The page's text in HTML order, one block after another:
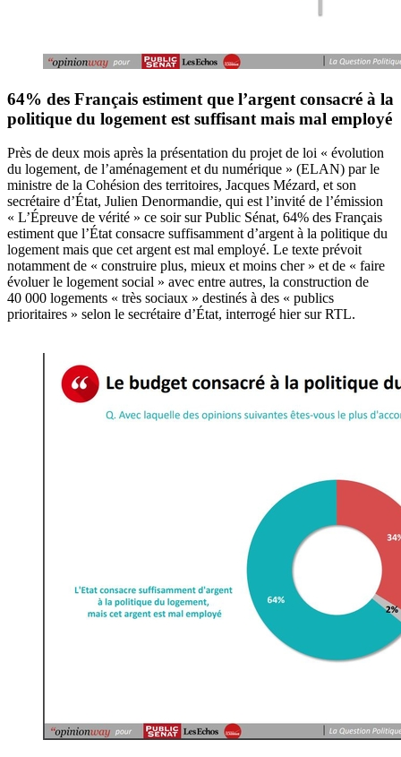
64% des Français estiment que l’argent consacré à la
politique du logement est suffisant mais mal employé
Près de deux mois après la présentation du projet de loi « évolution
du logement, de l’aménagement et du numérique » (ELAN) par le
ministre de la Cohésion des territoires, Jacques Mézard, et son
secrétaire d’État, Julien Denormandie, qui est l’invité de l’émission
« L’Épreuve de vérité » ce soir sur Public Sénat, 64% des Français
estiment que l’État consacre suffisamment d’argent à la politique du
logement mais que cet argent est mal employé. Le texte prévoit
notamment de « construire plus, mieux et moins cher » et de « faire
évoluer le logement social » avec entre autres, la construction de
40 000 logements « très sociaux » destinés à des « publics
prioritaires » selon le secrétaire d’État, interrogé hier sur RTL.